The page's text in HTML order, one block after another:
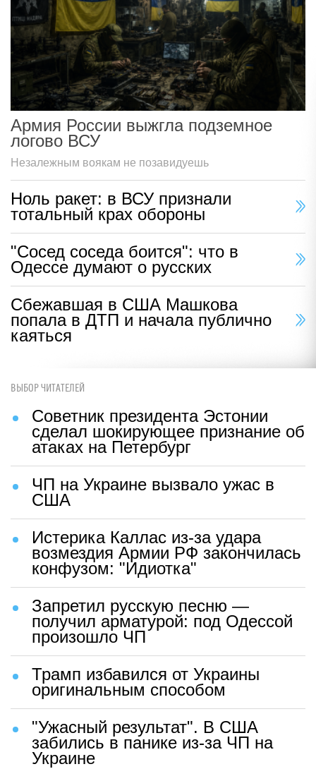
Армия России выжгла подземное
логово ВСУ
Незалежным воякам не позавидуешь
Ноль ракет: в ВСУ признали
тотальный крах обороны
"Сосед соседа боится": что в
Одессе думают о русских
Сбежавшая в США Машкова
попала в ДТП и начала публично
каяться
ВЫБОР ЧИТАТЕЛЕЙ
Советник президента Эстонии
сделал шокирующее признание об
атаках на Петербург
ЧП на Украине вызвало ужас в
США
Истерика Каллас из-за удара
возмездия Армии РФ закончилась
конфузом: "Идиотка"
Запретил русскую песню —
получил арматурой: под Одессой
произошло ЧП
Трамп избавился от Украины
оригинальным способом
"Ужасный результат". В США
забились в панике из-за ЧП на
Украине